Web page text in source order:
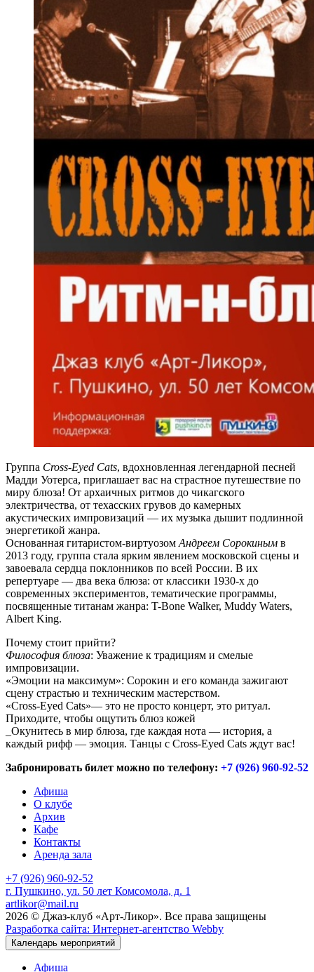
Группа Cross-Eyed Cats, вдохновленная легендарной песней
Мадди Уотерса, приглашает вас на страстное путешествие по
миру блюза! От архаичных ритмов до чикагского
электричества, от техасских грувов до камерных
акустических импровизаций — их музыка дышит подлинной
энергетикой жанра.
Основанная гитаристом-виртуозом Андреем Сорокиным в
2013 году, группа стала ярким явлением московской сцены и
завоевала сердца поклонников по всей России. В их
репертуаре — два века блюза: от классики 1930-х до
современных экспериментов, тематические программы,
посвященные титанам жанра: T-Bone Walker, Muddy Waters,
Albert King.
Почему стоит прийти?
Философия блюза: Уважение к традициям и смелые
импровизации.
«Эмоции на максимум»: Сорокин и его команда зажигают
сцену страстью и техническим мастерством.
«Cross-Eyed Cats»— это не просто концерт, это ритуал.
Приходите, чтобы ощутить блюз кожей
_Окунитесь в мир блюза, где каждая нота — история, а
каждый рифф — эмоция. Танцы с Cross-Eyed Cats ждут вас!
Забронировать билет можно по телефону: +7 (926) 960-92-52
Афиша
О клубе
Архив
Кафе
Контакты
Аренда зала
+7 (926) 960-92-52
г. Пушкино, ул. 50 лет Комсомола, д. 1
artlikor@mail.ru
2026 © Джаз-клуб «Арт-Ликор». Все права защищены
Разработка сайта: Интернет-агентство Webby
Календарь мероприятий
Афиша